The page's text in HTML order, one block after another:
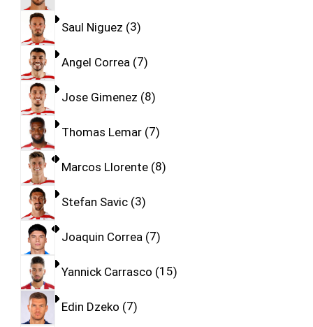
Saul Niguez 3
Angel Correa 7
Jose Gimenez 8
Thomas Lemar 7
Marcos Llorente 8
Stefan Savic 3
Joaquin Correa 7
Yannick Carrasco 15
Edin Dzeko 7